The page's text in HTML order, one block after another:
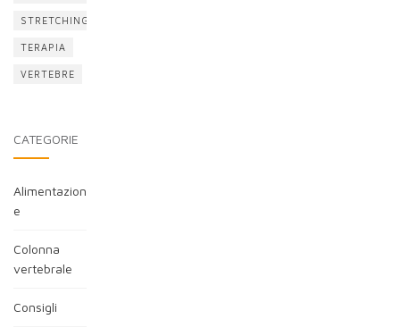
STRETCHING
TERAPIA
VERTEBRE
CATEGORIE
Alimentazion
e
Colonna
vertebrale
Consigli